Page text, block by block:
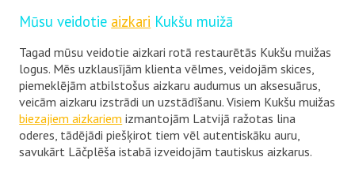
Mūsu veidotie aizkari Kukšu muižā
Tagad mūsu veidotie aizkari rotā restaurētās Kukšu muižas
logus. Mēs uzklausījām klienta vēlmes, veidojām skices,
piemeklējām atbilstošus aizkaru audumus un aksesuārus,
veicām aizkaru izstrādi un uzstādīšanu. Visiem Kukšu muižas
biezajiem aizkariem izmantojām Latvijā ražotas lina
oderes, tādējādi piešķirot tiem vēl autentiskāku auru,
savukārt Lāčplēša istabā izveidojām tautiskus aizkarus.